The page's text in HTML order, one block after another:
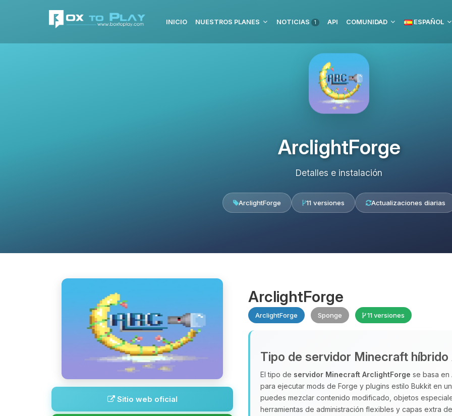
INICIO NUESTROS PLANES NOTICIAS 1 API COMUNIDAD ESPAÑOL
ArclightForge
Detalles e instalación
ArclightForge 11 versiones Actualizaciones diarias
Sitio web oficial
ArclightForge
ArclightForge Sponge 11 versiones
Tipo de servidor Minecraft
El tipo de servidor Minecraft ArclightForge se basa en
para ejecutar mods de Forge y plugins estilo Bukkit en
puedes mezclar contenido modificado, objetos
herramientas de administración flexibles y capas extra